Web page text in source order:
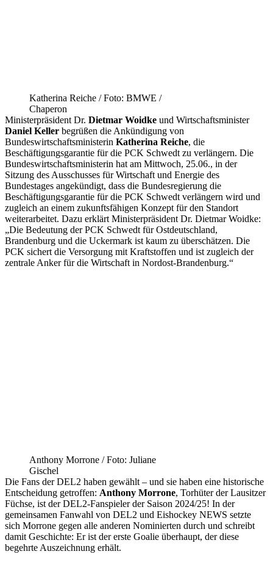
Katherina Reiche / Foto: BMWE /
Chaperon
Ministerpräsident Dr. Dietmar Woidke und Wirtschaftsminister
Daniel Keller begrüßen die Ankündigung von
Bundeswirtschaftsministerin Katherina Reiche, die
Beschäftigungsgarantie für die PCK Schwedt zu verlängern. Die
Bundeswirtschaftsministerin hat am Mittwoch, 25.06., in der
Sitzung des Ausschusses für Wirtschaft und Energie des
Bundestages angekündigt, dass die Bundesregierung die
Beschäftigungsgarantie für die PCK Schwedt verlängern wird und
zugleich an einem zukunftsfähigen Konzept für den Standort
weiterarbeitet. Dazu erklärt Ministerpräsident Dr. Dietmar Woidke:
„Die Bedeutung der PCK Schwedt für Ostdeutschland,
Brandenburg und die Uckermark ist kaum zu überschätzen. Die
PCK sichert die Versorgung mit Kraftstoffen und ist zugleich der
zentrale Anker für die Wirtschaft in Nordost-Brandenburg.“
Anthony Morrone / Foto: Juliane
Gischel
Die Fans der DEL2 haben gewählt – und sie haben eine historische
Entscheidung getroffen: Anthony Morrone, Torhüter der Lausitzer
Füchse, ist der DEL2-Fanspieler der Saison 2024/25! In der
gemeinsamen Fanwahl von DEL2 und Eishockey NEWS setzte
sich Morrone gegen alle anderen Nominierten durch und schreibt
damit Geschichte: Er ist der erste Goalie überhaupt, der diese
begehrte Auszeichnung erhält.